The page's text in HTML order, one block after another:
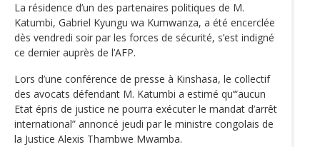
La résidence d’un des partenaires politiques de M.
Katumbi, Gabriel Kyungu wa Kumwanza, a été encerclée
dès vendredi soir par les forces de sécurité, s’est indigné
ce dernier auprès de l’AFP.
Lors d’une conférence de presse à Kinshasa, le collectif
des avocats défendant M. Katumbi a estimé qu’“aucun
Etat épris de justice ne pourra exécuter le mandat d’arrêt
international” annoncé jeudi par le ministre congolais de
la Justice Alexis Thambwe Mwamba.